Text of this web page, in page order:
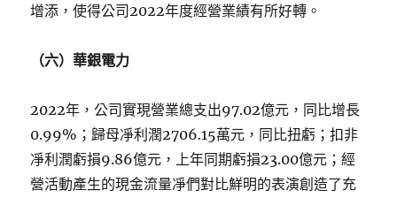
增添，使得公司2022年度經營業績有所好轉。
（六）華銀電力
2022年，公司實現營業總支出97.02億元，同比增長
0.99%；歸母凈利潤2706.15萬元，同比扭虧；扣非
凈利潤虧損9.86億元，上年同期虧損23.00億元；經
營活動產生的現金流量凈們對比鮮明的表演創造了充